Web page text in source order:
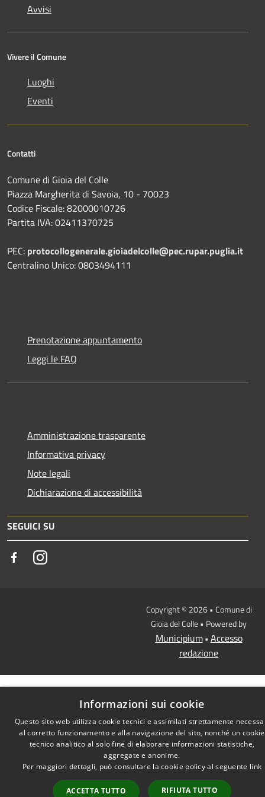
Avvisi
Vivere il Comune
Luoghi
Eventi
Contatti
Comune di Gioia del Colle
Piazza Margherita di Savoia, 10 - 70023
Codice Fiscale: 82000010726
Partita IVA: 02411370725
PEC: protocollogenerale.gioiadelcolle@pec.rupar.puglia.it
Centralino Unico: 0803494111
Prenotazione appuntamento
Leggi le FAQ
Amministrazione trasparente
Informativa privacy
Note legali
Dichiarazione di accessibilità
SEGUICI SU
FacebookInstagram
Copyright © 2026 • Comune di
Gioia del Colle • Powered by
Municipium• Accesso
redazione
Informazioni sui cookie
Questo sito web utilizza cookie tecnici e assimilati strettamente
al corretto funzionamento e alla navigazione del sito, nonché un cookie
tecnico analitico al solo fine di elaborare informazioni statistiche,
aggregate e anonime.
Per maggiori dettagli, può consultare la cookie policy al seguente link
ACCETTA TUTTO RIFIUTA TUTTO